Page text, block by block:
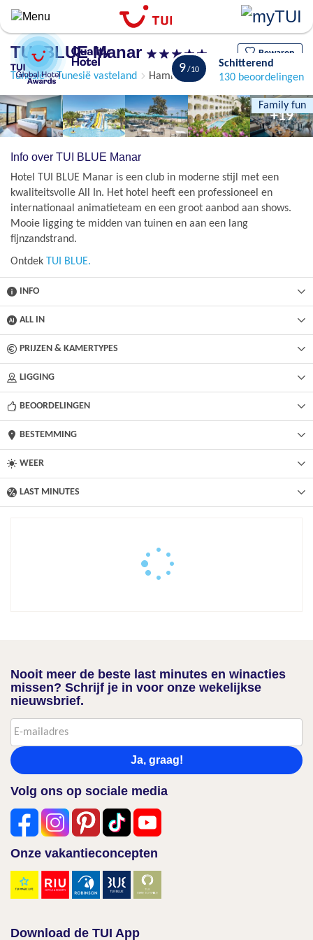
Overslaan
en
naar
algemene
inhoud
gaan
TUI BLUE Manar Bewaren
Tunesië Tunesië vasteland Hammamet
Family fun
9
Schitterend
130 beoordelingen
+19
Info over TUI BLUE Manar
Hotel TUI BLUE Manar is een club in moderne stijl met een
kwaliteitsvolle All In. Het hotel heeft een professioneel en
internationaal animatieteam en een groot aanbod aan shows.
Mooie ligging te midden van tuinen en aan een lang
fijnzandstrand.
Ontdek TUI BLUE.
INFO
ALL IN
PRIJZEN & KAMERTYPES
LIGGING
BEOORDELINGEN
BESTEMMING
WEER
LAST MINUTES
Nooit meer de beste last minutes en winacties
missen? Schrijf je in voor onze wekelijkse
nieuwsbrief.
Ja, graag!
Volg ons op sociale media
Onze vakantieconcepten
Download de TUI App